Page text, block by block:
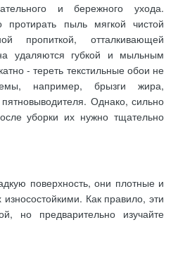
и бережного ухода.
протирать пыль мягкой чистой
пропиткой, отталкивающей
удаляются губкой и мыльным
- тереть текстильные обои не
например, брызги жира,
Однако, сильно
уборки их нужно тщательно
поверхность, они плотные и
Как правило, эти
но предварительно изучайте